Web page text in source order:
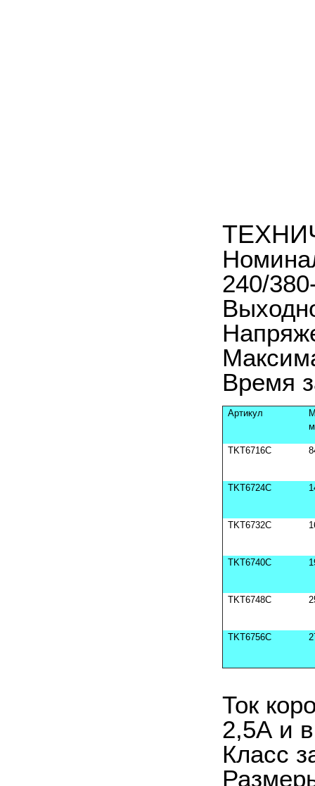
240/
Время
Артикул
TKT6716C
TKT6724C
TKT6732C
TKT6740C
TKT6748C
TKT6756C
Ток
2,5А и
Класс